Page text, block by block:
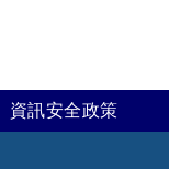
資訊安全政策